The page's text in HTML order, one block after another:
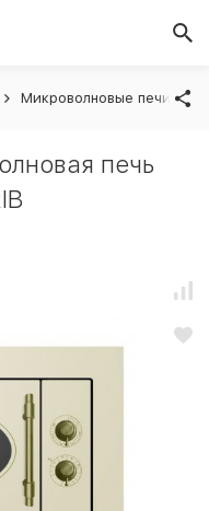
Микроволновые печи
печь